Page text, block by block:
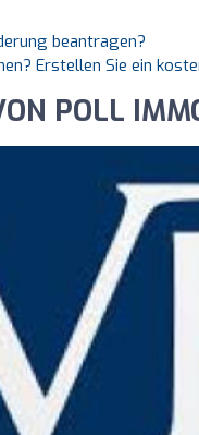
beantragen?
Erstellen Sie ein
POLL